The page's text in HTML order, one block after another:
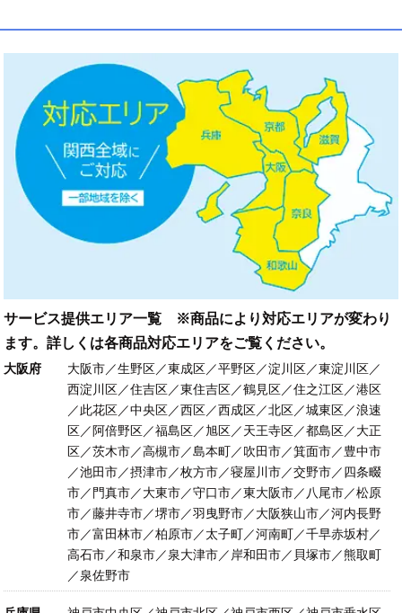
サービス提供エリア一覧 ※商品により対応エリアが変わり
ます。詳しくは各商品対応エリアをご覧ください。
大阪府
大阪市／生野区／東成区／平野区／淀川区／東淀川区／
西淀川区／住吉区／東住吉区／鶴見区／住之江区／港区
／此花区／中央区／西区／西成区／北区／城東区／浪速
区／阿倍野区／福島区／旭区／天王寺区／都島区／大正
区／茨木市／高槻市／島本町／吹田市／箕面市／豊中市
／池田市／摂津市／枚方市／寝屋川市／交野市／四条畷
市／門真市／大東市／守口市／東大阪市／八尾市／松原
市／藤井寺市／堺市／羽曳野市／大阪狭山市／河内長野
市／富田林市／柏原市／太子町／河南町／千早赤坂村／
高石市／和泉市／泉大津市／岸和田市／貝塚市／熊取町
／泉佐野市